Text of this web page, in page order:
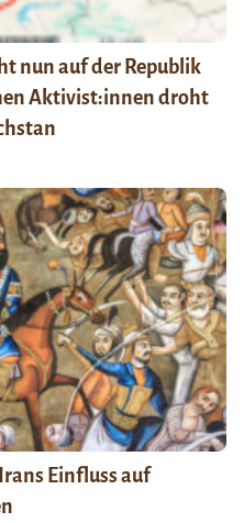
nun auf der Republik
Aktivist:innen droht
Einfluss auf